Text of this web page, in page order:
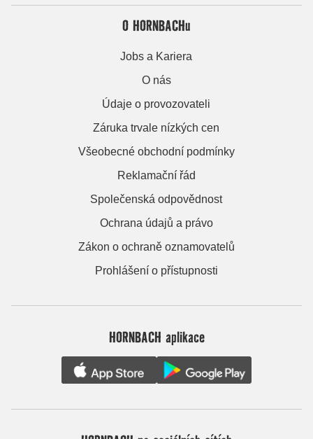
O HORNBACHu
Jobs a Kariera
O nás
Údaje o provozovateli
Záruka trvale nízkých cen
Všeobecné obchodní podmínky
Reklamační řád
Společenská odpovědnost
Ochrana údajů a právo
Zákon o ochraně oznamovatelů
Prohlášení o přístupnosti
HORNBACH aplikace